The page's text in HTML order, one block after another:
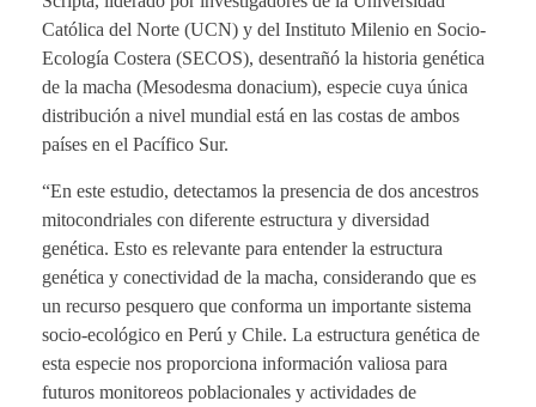
Católica del Norte (UCN) y del Instituto Milenio en Socio-
Ecología Costera (SECOS), desentrañó la historia genética
de la macha (Mesodesma donacium), especie cuya única
distribución a nivel mundial está en las costas de ambos
países en el Pacífico Sur.
“En este estudio, detectamos la presencia de dos ancestros
mitocondriales con diferente estructura y diversidad
genética. Esto es relevante para entender la estructura
genética y conectividad de la macha, considerando que es
un recurso pesquero que conforma un importante sistema
socio-ecológico en Perú y Chile. La estructura genética de
esta especie nos proporciona información valiosa para
futuros monitoreos poblacionales y actividades de